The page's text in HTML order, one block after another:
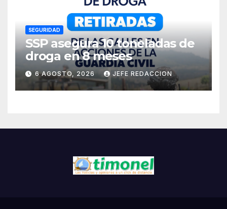
SEGURIDAD
SSP asegura 10 toneladas de
droga en 8 meses
6 AGOSTO, 2026 JEFE REDACCION